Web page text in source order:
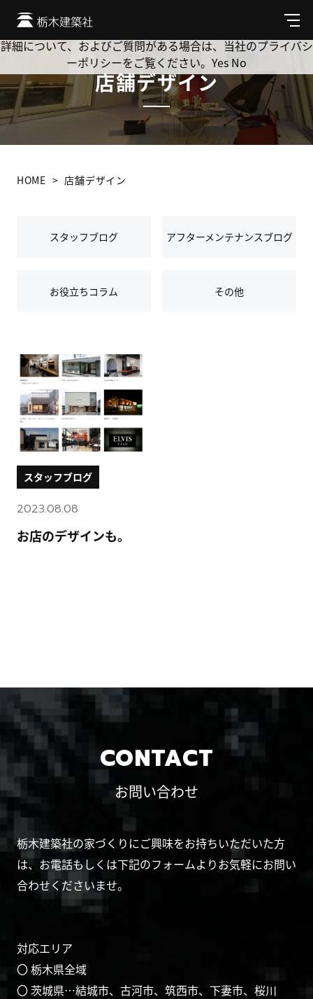
メ
ニ
ュ
店舗デザイン
HOME 店舗デザイン
スタッフブログ アフターメンテナンスブログ
お役立ちコラム その他
お店のデザインも。
スタッフブログ
2023.08.08
CONTACT
お問い合わせ
栃木建築社の家づくりにご興味をお持ちいただいた方
は、お電話もしくは下記のフォームよりお気軽にお問い
合わせくださいませ。
対応エリア
〇 栃木県全域
〇 茨城県…結城市、古河市、筑西市、下妻市、桜川
Cookie を使用して、お客様の活動を追跡してもよろしいです
か? 当社ではお客様のプライバシーを極めて重視しています。
詳細について、およびご質問がある場合は、当社のプライバシ
ーポリシーをご覧ください。 Yes No